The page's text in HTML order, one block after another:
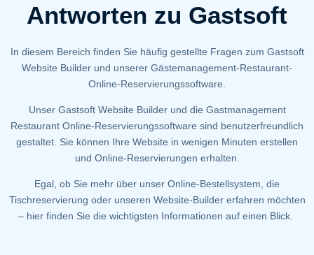
Antworten zu Gastsoft
In diesem Bereich finden Sie häufig gestellte Fragen zum Gastsoft
Website Builder und unserer Gästemanagement-Restaurant-
Online-Reservierungssoftware.
Unser Gastsoft Website Builder und die Gastmanagement
Restaurant Online-Reservierungssoftware sind benutzerfreundlich
gestaltet. Sie können Ihre Website in wenigen Minuten erstellen
und Online-Reservierungen erhalten.
Egal, ob Sie mehr über unser Online-Bestellsystem, die
Tischreservierung oder unseren Website-Builder erfahren möchten
– hier finden Sie die wichtigsten Informationen auf einen Blick.